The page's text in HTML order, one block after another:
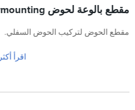
مقطع بالوعة لحوض undermounting
مقطع الحوض لتركيب الحوض السفلي.
اقرأ أكثر